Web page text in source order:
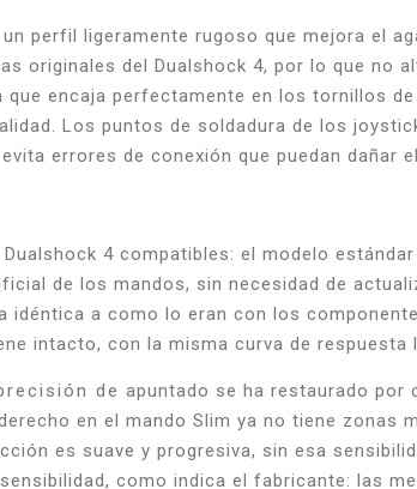
perfil ligeramente rugoso que mejora el
originales del Dualshock 4, por lo que
encaja perfectamente en los tornillos
Los puntos de soldadura de los
errores de conexión que puedan dañar
4 compatibles: el modelo
de los mandos, sin necesidad de
a como lo eran con los
intacto, con la misma curva de respuesta
de apuntado se ha restaurado por
en el mando Slim ya no tiene
es suave y progresiva, sin esa
como indica el fabricante: las